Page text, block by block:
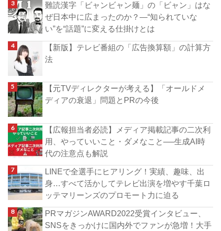
難読漢字「ビャンビャン麺」の「ビャン」はな
ぜ日本中に広まったのか？―“知られていな
い”を“話題”に変える仕掛けとは
【新版】テレビ番組の「広告換算額」の計算方
法
【元TVディレクターが考える】「オールドメ
ディアの衰退」問題とPRの今後
【広報担当者必読】メディア掲載記事の二次利
用、やっていいこと・ダメなこと──生成AI時
代の注意点も解説
LINEで全選手にヒアリング！実績、趣味、出
身…すべて活かしてテレビ出演を増やす千葉ロ
ッテマリーンズのプロモート力に迫る
PRマガジンAWARD2022受賞インタビュー、
SNSをきっかけに国内外でファンが急増！大手